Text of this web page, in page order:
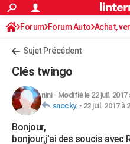
ACTUALITÉS
Politique
Société
Faits Divers
Education
Monde
Villes
+
FINANCE
Retraite
Impôts
Epargne
Immobilier
Risques naturels par ville
Banque
Assurance
Crédit
AUTO
Essais
Réserver un essai
Citadines
Berlines
SUV
Forum auto
+HIGH-TECH
Forum Forum Auto Achat,
Démarches administratives
Sujet Précédent
Clés twingo
nini- Modifié le 22 juil. 2017
snocky. - 22 juil. 2017 à
Bonjour,
bonjour,j'ai des soucis avec